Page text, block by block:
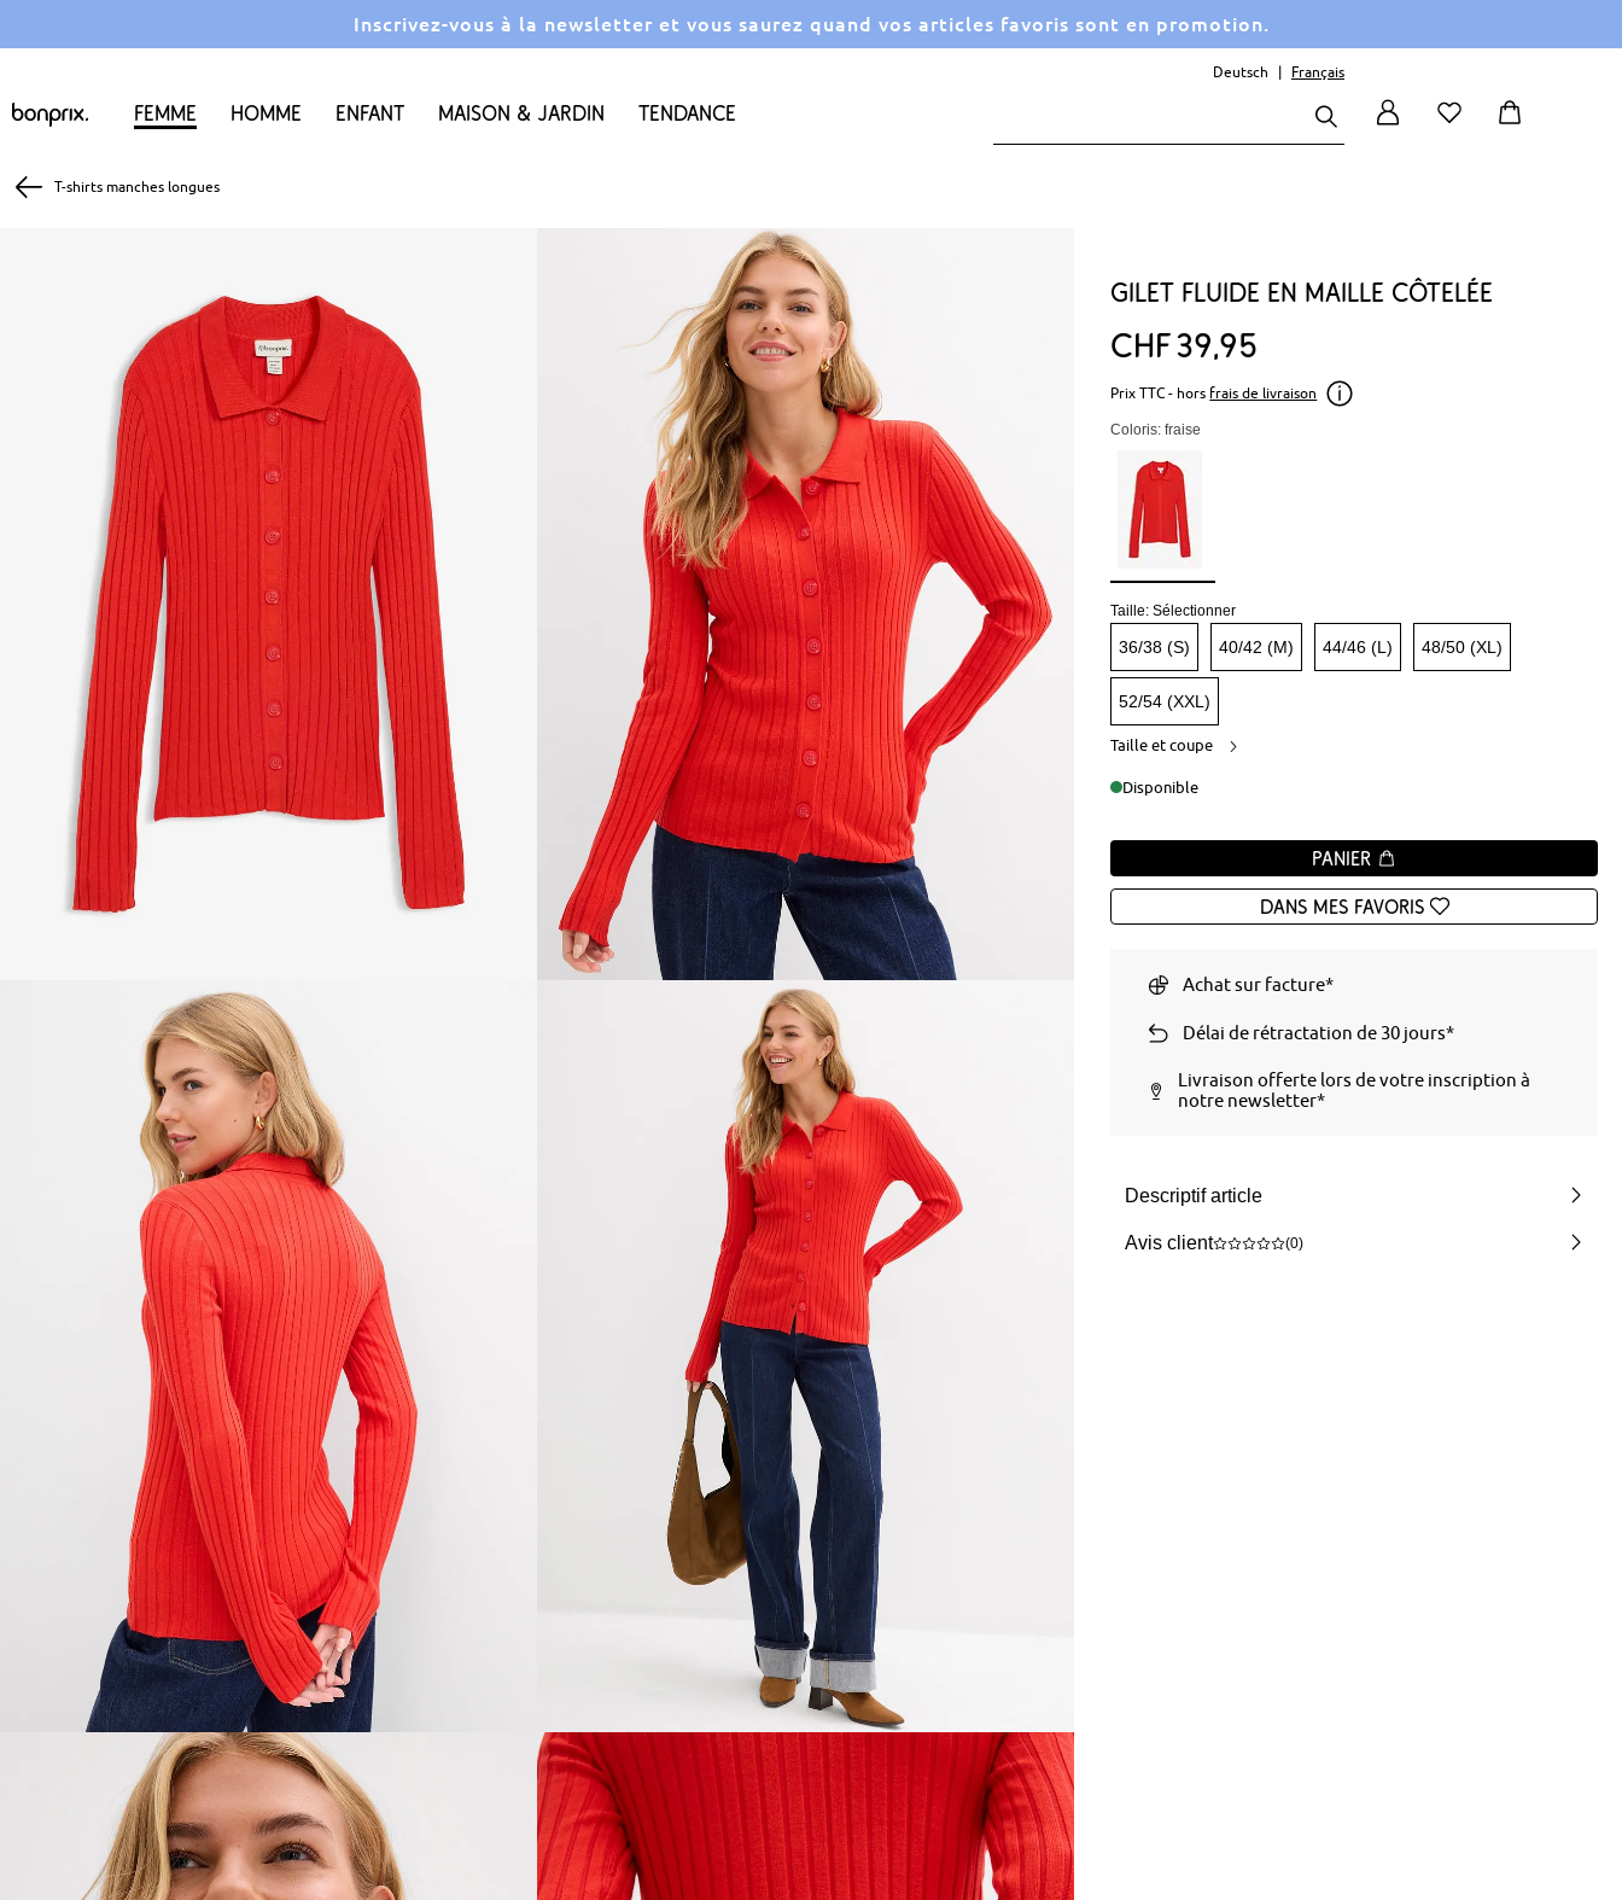
Inscrivez-vous à la newsletter et vous saurez quand vos articles favoris sont en promotion.
Femme Homme Enfant Maison & Jardin Tendance
Deutsch Français
T-shirts manches longues
Gilet fluide en maille côtelée
CHF39 95
Prix TTC - hors frais de livraison
Coloris: fraise
Taille:Sélectionner
36/38 (S) 40/42 (M) 44/46 (L) 48/50 (XL)
52/54 (XXL)
Taille et coupe
Disponible
Panier
Dans mes favoris
Achat sur facture*
Délai de rétractation de 30 jours*
Livraison offerte lors de votre inscription à
notre newsletter*
Descriptif article
Avis client (0)